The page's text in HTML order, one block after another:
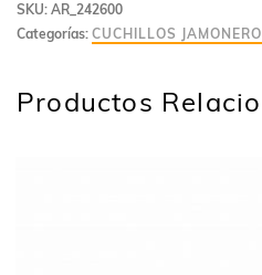
SKU: AR_242600
Categorías: CUCHILLOS
Productos